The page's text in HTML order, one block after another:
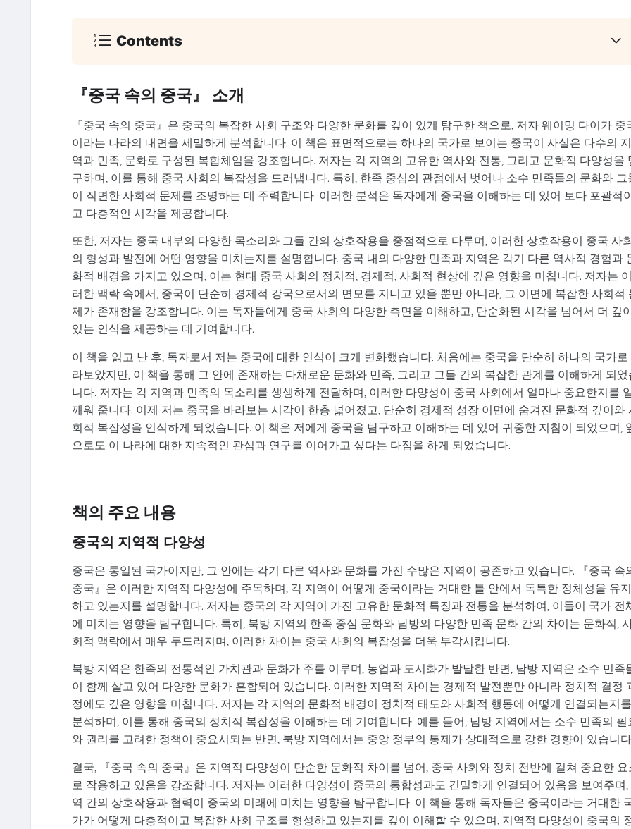
Contents
『중국 속의 중국』 소개
『중국 속의 중국』은 중국의 복잡한 사회 구조와 다양한 문화를 깊이 있게 탐구한 책으로, 저자 웨이밍 다이가 중
이라는 나라의 내면을 세밀하게 분석합니다. 이 책은 표면적으로는 하나의 국가로 보이는 중국이 사실은 다수의 지
역과 민족, 문화로 구성된 복합체임을 강조합니다. 저자는 각 지역의 고유한 역사와 전통, 그리고 문화적 다양성을
구하며, 이를 통해 중국 사회의 복잡성을 드러냅니다. 특히, 한족 중심의 관점에서 벗어나 소수 민족들의 문화와 그
이 직면한 사회적 문제를 조명하는 데 주력합니다. 이러한 분석은 독자에게 중국을 이해하는 데 있어 보다 포괄적
고 다층적인 시각을 제공합니다.
또한, 저자는 중국 내부의 다양한 목소리와 그들 간의 상호작용을 중점적으로 다루며, 이러한 상호작용이 중국 사
의 형성과 발전에 어떤 영향을 미치는지를 설명합니다. 중국 내의 다양한 민족과 지역은 각기 다른 역사적 경험과
화적 배경을 가지고 있으며, 이는 현대 중국 사회의 정치적, 경제적, 사회적 현상에 깊은 영향을 미칩니다. 저자는 이
러한 맥락 속에서, 중국이 단순히 경제적 강국으로서의 면모를 지니고 있을 뿐만 아니라, 그 이면에 복잡한 사회적
제가 존재함을 강조합니다. 이는 독자들에게 중국 사회의 다양한 측면을 이해하고, 단순화된 시각을 넘어서 더 깊
있는 인식을 제공하는 데 기여합니다.
이 책을 읽고 난 후, 독자로서 저는 중국에 대한 인식이 크게 변화했습니다. 처음에는 중국을 단순히 하나의 국가로
라보았지만, 이 책을 통해 그 안에 존재하는 다채로운 문화와 민족, 그리고 그들 간의 복잡한 관계를 이해하게 되었
니다. 저자는 각 지역과 민족의 목소리를 생생하게 전달하며, 이러한 다양성이 중국 사회에서 얼마나 중요한지를
깨워 줍니다. 이제 저는 중국을 바라보는 시각이 한층 넓어졌고, 단순히 경제적 성장 이면에 숨겨진 문화적 깊이와
회적 복잡성을 인식하게 되었습니다. 이 책은 저에게 중국을 탐구하고 이해하는 데 있어 귀중한 지침이 되었으며,
으로도 이 나라에 대한 지속적인 관심과 연구를 이어가고 싶다는 다짐을 하게 되었습니다.
책의 주요 내용
중국의 지역적 다양성
중국은 통일된 국가이지만, 그 안에는 각기 다른 역사와 문화를 가진 수많은 지역이 공존하고 있습니다. 『중국 속
중국』은 이러한 지역적 다양성에 주목하며, 각 지역이 어떻게 중국이라는 거대한 틀 안에서 독특한 정체성을 유지
하고 있는지를 설명합니다. 저자는 중국의 각 지역이 가진 고유한 문화적 특징과 전통을 분석하여, 이들이 국가 전
에 미치는 영향을 탐구합니다. 특히, 북방 지역의 한족 중심 문화와 남방의 다양한 민족 문화 간의 차이는 문화적,
회적 맥락에서 매우 두드러지며, 이러한 차이는 중국 사회의 복잡성을 더욱 부각시킵니다.
북방 지역은 한족의 전통적인 가치관과 문화가 주를 이루며, 농업과 도시화가 발달한 반면, 남방 지역은 소수 민족
이 함께 살고 있어 다양한 문화가 혼합되어 있습니다. 이러한 지역적 차이는 경제적 발전뿐만 아니라 정치적 결정
정에도 깊은 영향을 미칩니다. 저자는 각 지역의 문화적 배경이 정치적 태도와 사회적 행동에 어떻게 연결되는지를
분석하며, 이를 통해 중국의 정치적 복잡성을 이해하는 데 기여합니다. 예를 들어, 남방 지역에서는 소수 민족의 필
와 권리를 고려한 정책이 중요시되는 반면, 북방 지역에서는 중앙 정부의 통제가 상대적으로 강한 경향이 있습니
결국, 『중국 속의 중국』은 지역적 다양성이 단순한 문화적 차이를 넘어, 중국 사회와 정치 전반에 걸쳐 중요한 요
로 작용하고 있음을 강조합니다. 저자는 이러한 다양성이 중국의 통합성과도 긴밀하게 연결되어 있음을 보여주며,
역 간의 상호작용과 협력이 중국의 미래에 미치는 영향을 탐구합니다. 이 책을 통해 독자들은 중국이라는 거대한
가가 어떻게 다층적이고 복잡한 사회 구조를 형성하고 있는지를 깊이 이해할 수 있으며, 지역적 다양성이 중국의